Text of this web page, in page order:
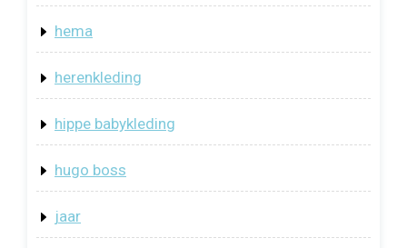
hema
herenkleding
hippe babykleding
hugo boss
jaar